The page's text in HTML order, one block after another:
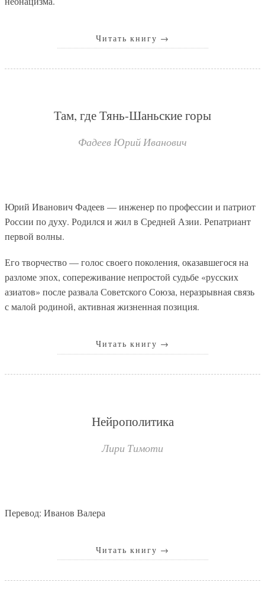
Читать книгу →
Там, где Тянь-Шаньские горы
Фадеев Юрий Иванович
Юрий Иванович Фадеев — инженер по профессии и патриот
России по духу. Родился и жил в Средней Азии. Репатриант
первой волны.
Его творчество — голос своего поколения, оказавшегося на
разломе эпох, сопереживание непростой судьбе «русских
азиатов» после развала Советского Союза, неразрывная связь
с малой родиной, активная жизненная позиция.
Читать книгу →
Нейрополитика
Лири Тимоти
Перевод: Иванов Валера
Читать книгу →